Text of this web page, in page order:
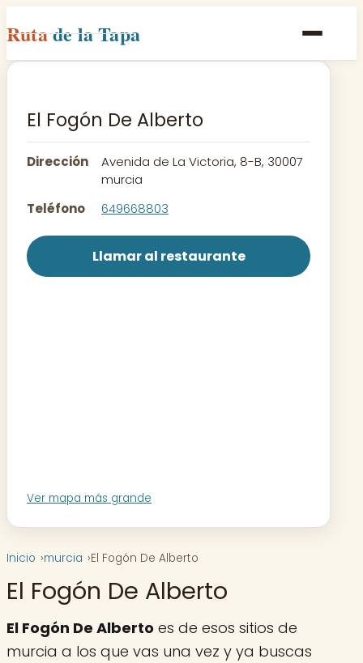
Rutade la Tapa
Inicio
Rutas
Contacto
El Fogón De Alberto
Dirección
Avenida de La Victoria, 8-B, 30007
murcia
Teléfono
649668803
Llamar al restaurante
Ver mapa más grande
Inicio murcia El Fogón De Alberto
El Fogón De Alberto
El Fogón De Alberto es de esos sitios de
murcia a los que vas una vez y ya buscas